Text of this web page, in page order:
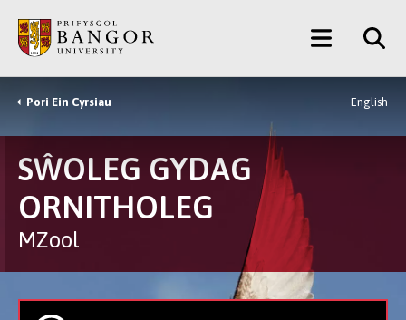
Prif
Gynnwys
Main
Menu
Breadcrumb
Pori Ein Cyrsiau English
SŴOLEG GYDAG
ORNITHOLEG
MZool